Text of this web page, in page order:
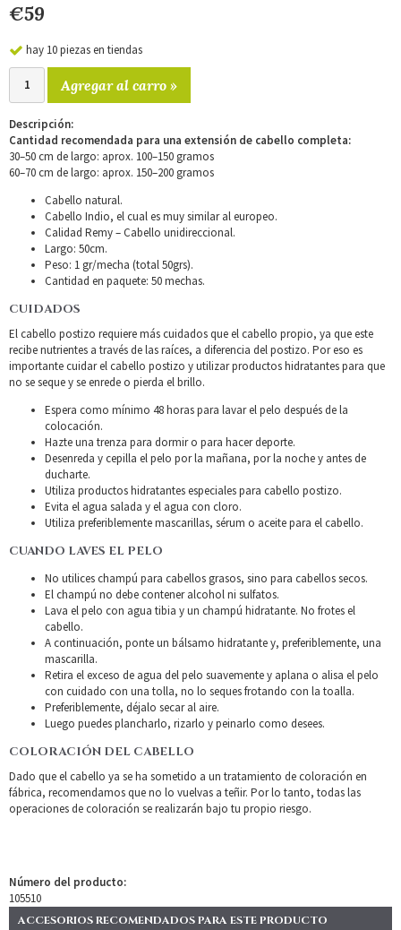
€59
hay 10 piezas en tiendas
Agregar al carro »
Descripción:
Cantidad recomendada para una extensión de cabello completa:
30–50 cm de largo: aprox. 100–150 gramos
60–70 cm de largo: aprox. 150–200 gramos
Cabello natural.
Cabello Indio, el cual es muy similar al europeo.
Calidad Remy – Cabello unidireccional.
Largo: 50cm.
Peso: 1 gr/mecha (total 50grs).
Cantidad en paquete: 50 mechas.
CUIDADOS
El cabello postizo requiere más cuidados que el cabello propio, ya que este
recibe nutrientes a través de las raíces, a diferencia del postizo. Por eso es
importante cuidar el cabello postizo y utilizar productos hidratantes para que
no se seque y se enrede o pierda el brillo.
Espera como mínimo 48 horas para lavar el pelo después de la
colocación.
Hazte una trenza para dormir o para hacer deporte.
Desenreda y cepilla el pelo por la mañana, por la noche y antes de
ducharte.
Utiliza productos hidratantes especiales para cabello postizo.
Evita el agua salada y el agua con cloro.
Utiliza preferiblemente mascarillas, sérum o aceite para el cabello.
CUANDO LAVES EL PELO
No utilices champú para cabellos grasos, sino para cabellos secos.
El champú no debe contener alcohol ni sulfatos.
Lava el pelo con agua tibia y un champú hidratante. No frotes el
cabello.
A continuación, ponte un bálsamo hidratante y, preferiblemente, una
mascarilla.
Retira el exceso de agua del pelo suavemente y aplana o alisa el pelo
con cuidado con una tolla, no lo seques frotando con la toalla.
Preferiblemente, déjalo secar al aire.
Luego puedes plancharlo, rizarlo y peinarlo como desees.
COLORACIÓN DEL CABELLO
Dado que el cabello ya se ha sometido a un tratamiento de coloración en
fábrica, recomendamos que no lo vuelvas a teñir. Por lo tanto, todas las
operaciones de coloración se realizarán bajo tu propio riesgo.
Número del producto:
105510
ACCESORIOS RECOMENDADOS PARA ESTE PRODUCTO